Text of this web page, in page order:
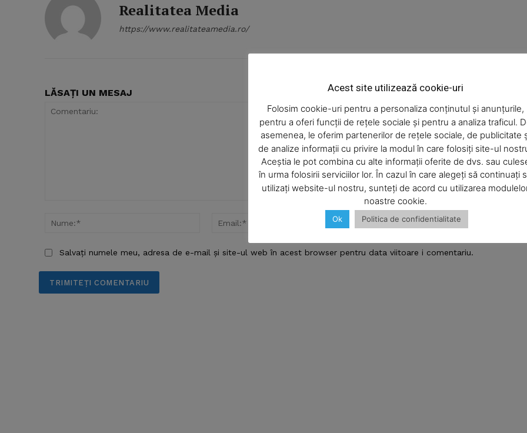
Company
About
Contact us
Subscription Plans
My account
Realitatea Media
https://www.realitateamedia.ro/
LĂSAȚI UN MESAJ
Nume:*
Email:*
Salvați numele meu, adresa de e-mail și site-ul web în acest browser pentru data viitoare i comentariu.
Acest site utilizează cookie-uri
Folosim cookie-uri pentru a personaliza conținutul și anunțurile,
pentru a oferi funcții de rețele sociale și pentru a analiza traficul.
asemenea, le oferim partenerilor de rețele sociale, de publicitate
de analize informații cu privire la modul în care folosiți site-ul
Aceștia le pot combina cu alte informații oferite de dvs. sau
în urma folosirii serviciilor lor. În cazul în care alegeți să continuați
utilizați website-ul nostru, sunteți de acord cu utilizarea
noastre cookie.
Ok Politica de confidentialitate